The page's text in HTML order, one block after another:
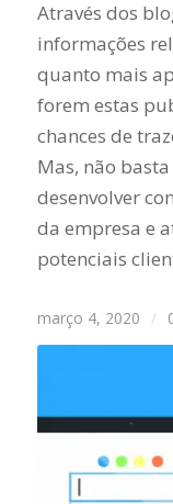
Através dos
informações
quanto mais
forem estas
chances de
Mas, não
desenvolver
da empresa e
potenciais
março 4, 2020 /